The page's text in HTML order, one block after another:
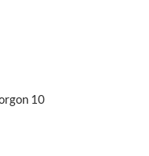
10